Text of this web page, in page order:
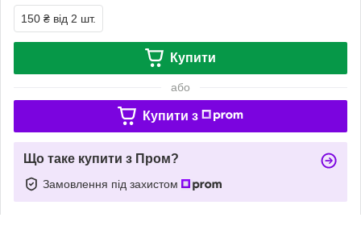
150 ₴ від 2 шт.
Купити
або
Купити з
Що таке купити з Пром?
Замовлення під захистом